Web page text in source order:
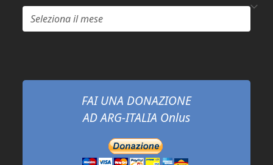
Tutti
gli
ITALIA
FAI UNA DONAZIONE
AD ARG-ITALIA Onlus